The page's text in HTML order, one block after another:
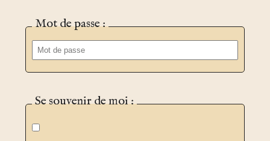
Mot de passe :
Se souvenir de moi :